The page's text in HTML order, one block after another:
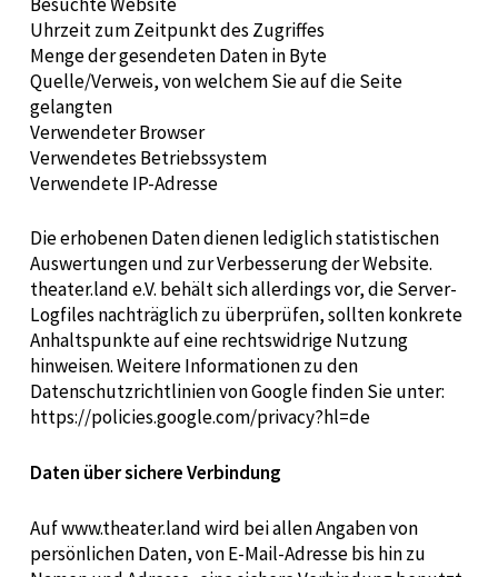
Uhrzeit zum Zeitpunkt des Zugriffes
Menge der gesendeten Daten in Byte
Quelle/Verweis, von welchem Sie auf die Seite
gelangten
Verwendeter Browser
Verwendetes Betriebssystem
Verwendete IP-Adresse
Die erhobenen Daten dienen lediglich statistischen
Auswertungen und zur Verbesserung der Website.
theater.land e.V. behält sich allerdings vor, die Server-
Logfiles nachträglich zu überprüfen, sollten konkrete
Anhaltspunkte auf eine rechtswidrige Nutzung
hinweisen. Weitere Informationen zu den
Datenschutzrichtlinien von Google finden Sie unter:
https://policies.google.com/privacy?hl=de
Daten über sichere Verbindung
Auf www.theater.land wird bei allen Angaben von
persönlichen Daten, von E-Mail-Adresse bis hin zu